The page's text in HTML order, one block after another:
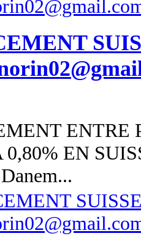
ENTRE
0,80% EN